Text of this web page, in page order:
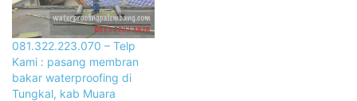
081.322.223.070 – Telp
Kami : pasang membran
bakar waterproofing di
Tungkal, kab Muara